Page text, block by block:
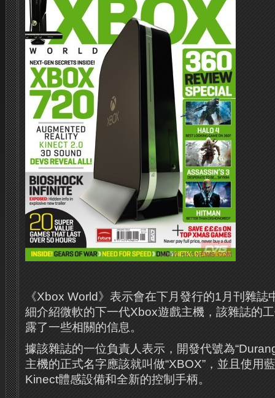
《Xbox World》表示會在下月發行的1月刊雜誌
細介紹微軟的下一代Xbox遊戲主機，該雜誌的
露了一些相關的信息。
據該雜誌的一位負責人表示，開發代號為
主機的正式名字應該就叫做“XBOX”，並且使用
Kinect體感設備和全新的控制手柄。